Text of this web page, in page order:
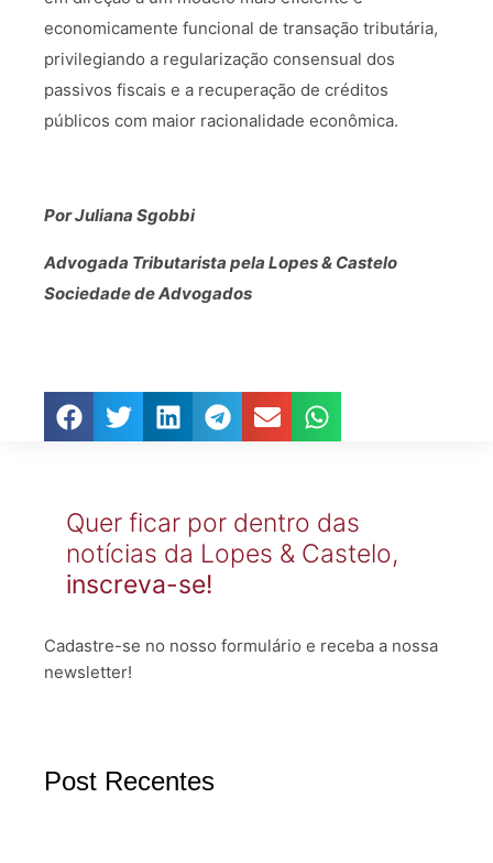
economicamente funcional de transação tributária,
privilegiando a regularização consensual dos
passivos fiscais e a recuperação de créditos
públicos com maior racionalidade econômica.
Por Juliana Sgobbi
Advogada Tributarista pela Lopes & Castelo
Sociedade de Advogados
Quer ficar por dentro das
notícias da Lopes & Castelo,
inscreva-se!
Cadastre-se no nosso formulário e receba a nossa
newsletter!
Post Recentes